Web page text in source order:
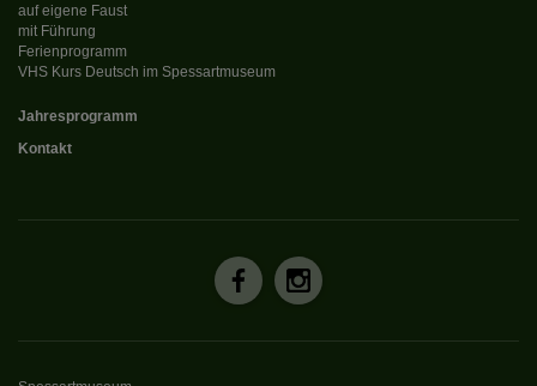
auf eigene Faust
mit Führung
Ferienprogramm
VHS Kurs Deutsch im Spessartmuseum
Jahresprogramm
Kontakt